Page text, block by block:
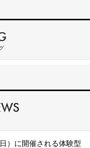
）に開催される体験型